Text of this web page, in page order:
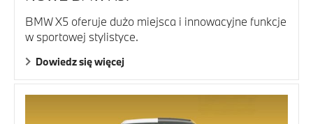
BMW X5 oferuje dużo miejsca i innowacyjne funkcje
w sportowej stylistyce.
Dowiedz się więcej